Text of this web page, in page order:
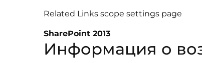
Related Links scope settings page
SharePoint 2013
Информация о